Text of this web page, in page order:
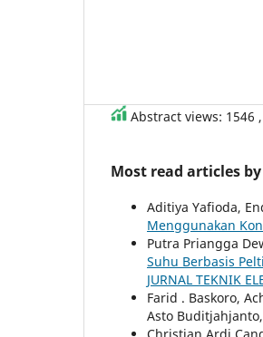
Abstract views: 1546 ,
Most read articles
Aditiya Yafioda,
Menggunakan
Putra Priangga
Suhu Berbasis
JURNAL TEKNIK
Farid . Baskoro,
Asto Buditjahjanto,